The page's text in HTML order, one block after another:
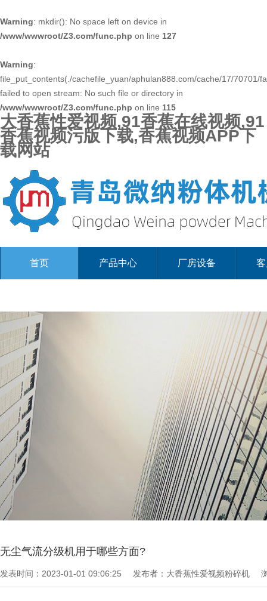
Warning: mkdir(): No space left on device in
/www/wwwroot/Z3.com/func.php on line 127
Warning:
file_put_contents(./cachefile_yuan/aphulan888.com/cache/17/70701/
failed to open stream: No such file or directory in
/www/wwwroot/Z3.com/func.php on line 115
大香蕉性爱视频,91香蕉在线视频,91
香蕉视频污版下载,香蕉视频APP下
载网站
首页 产品中心 厂房设备
无尘气流分级机用于哪些方面?
发表时间：2023-01-01 09:06:25 发布者：大香蕉性爱视频粉碎机